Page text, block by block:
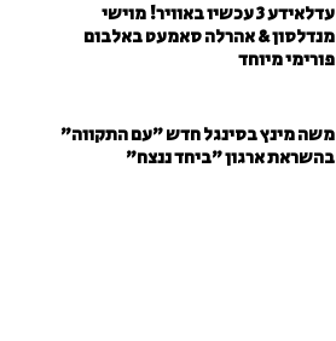
עדלאידע 3 עכשיו באוויר! מוישי
מנדלסון & אהרלה סאמעט באלבום
פורימי מיוחד
משה מינץ בסינגל חדש ״עם התקווה״
בהשראת ארגון "ביחד ננצח"